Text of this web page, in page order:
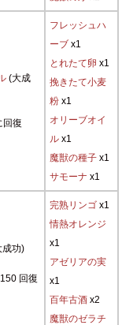
(大成
回復
フレッシュハ
ーブx1
とれたて卵 x1
挽きたて小麦
粉x1
オリーブオイ
ルx1
魔獣の種子x1
サモーナ x1
功)
回復
完熟リンゴx1
情熱オレンジ
x1
アゼリアの実
x1
百年古酒x2
魔獣のゼラチ